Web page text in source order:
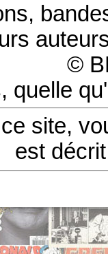
©
quelle
site,
est